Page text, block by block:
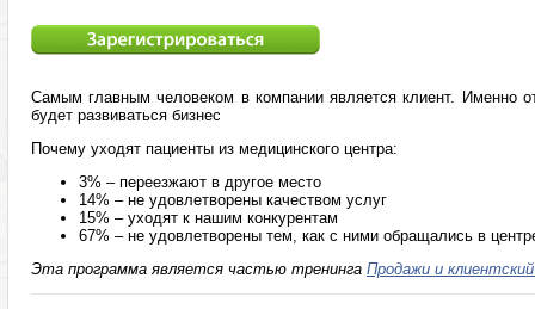
Самым главным человеком в компании является клиент. Именно
будет развиваться бизнес
Почему уходят пациенты из медицинского центра:
3% – переезжают в другое место
14% – не удовлетворены качеством услуг
15% – уходят к нашим конкурентам
67% – не удовлетворены тем, как с ними обращались в
Эта программа является частью тренинга Продажи и